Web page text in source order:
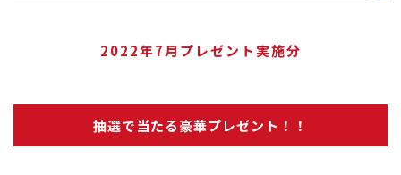
2022年7月プレゼント実施分
抽選で当たる豪華プレゼント！！